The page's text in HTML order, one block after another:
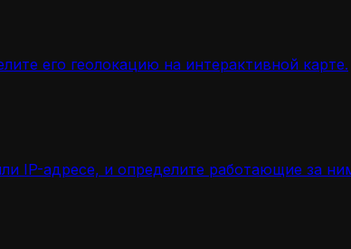
его геолокацию на интерактивной карте.
IP-адресе, и определите работающие за